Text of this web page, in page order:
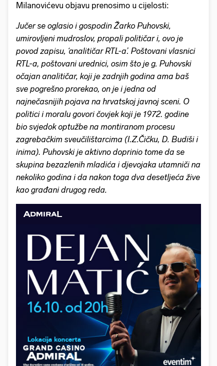
Milanovićevu objavu prenosimo u cijelosti:
Jučer se oglasio i gospodin Žarko Puhovski,
umirovljeni mudroslov, propali političar i, ovo je
povod zapisu, ‘analitičar RTL-a’. Poštovani vlasnici
RTL-a, poštovani urednici, osim što je g. Puhovski
očajan analitičar, koji je zadnjih godina ama baš
sve pogrešno prorekao, on je i jedna od
najnečasnijih pojava na hrvatskoj javnoj sceni. O
politici i moralu govori čovjek koji je 1972. godine
bio svjedok optužbe na montiranom procesu
zagrebačkim sveučilištarcima (I.Z.Čičku, D. Budiši i
inima). Puhovski je aktivno doprinio tome da se
skupina bezazlenih mladića i djevojaka utamniči na
nekoliko godina i da nakon toga dva desetljeća žive
kao građani drugog reda.